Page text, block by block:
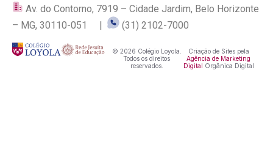
Av. do Contorno, 7919 – Cidade Jardim, Belo Horizonte
– MG, 30110-051 |
(31) 2102-7000
© 2026 Colégio Loyola.
Todos os direitos
reservados.
Criação de Sites pela
Agência de Marketing
Digital Orgânica Digital